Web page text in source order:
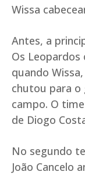
Wissa
Antes, a
Os
quando
chutou para o
campo. O
de Diogo
No segundo
João Cancelo